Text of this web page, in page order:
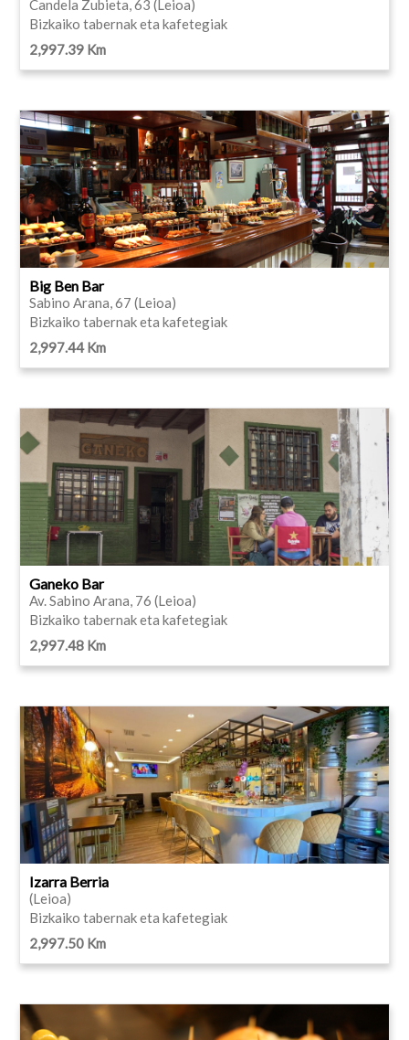
Candela Zubieta, 63 (Leioa)
Bizkaiko tabernak eta kafetegiak
2,997.39 Km
Big Ben Bar
Sabino Arana, 67 (Leioa)
Bizkaiko tabernak eta kafetegiak
2,997.44 Km
Ganeko Bar
Av. Sabino Arana, 76 (Leioa)
Bizkaiko tabernak eta kafetegiak
2,997.48 Km
Izarra Berria
(Leioa)
Bizkaiko tabernak eta kafetegiak
2,997.50 Km